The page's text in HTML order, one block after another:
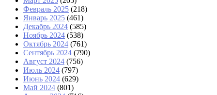
Февраль 2025 (218)
Январь 2025 (461)
Декабрь 2024 (585)
Ноябрь 2024 (538)
Октябрь 2024 (761)
Сентябрь 2024 (790)
Август 2024 (756)
Июль 2024 (797)
Июнь 2024 (629)
Май 2024 (801)